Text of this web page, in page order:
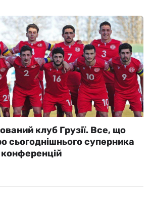
клуб Грузії. Все, що
сьогоднішнього суперника
конференцій